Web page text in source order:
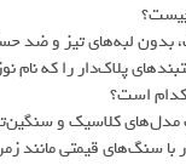
بدون لبه‌های تیز و ضد
پلاک‌دار را که
کدام است؟
مدل‌های کلاسیک و
سنگ‌های قیمتی مانند